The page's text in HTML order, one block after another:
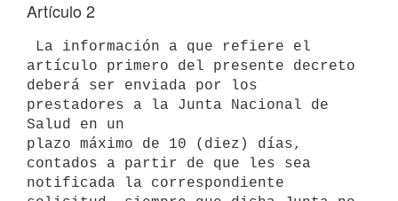
Artículo 2
artículo primero del presente decreto
deberá ser enviada por los
prestadores a la Junta Nacional de
Salud en un
plazo máximo de 10 (diez) días,
contados a partir de que les sea
notificada la correspondiente